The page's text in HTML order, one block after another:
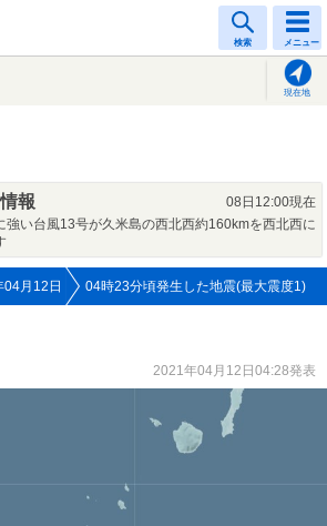
検索 メニュー
現在地
報
08日12:00現在
強い台風13号が久米島の西北西約160kmを西北西に
月12日 04時23分頃発生した地震(最大震度1)
2021年04月12日04:28発表